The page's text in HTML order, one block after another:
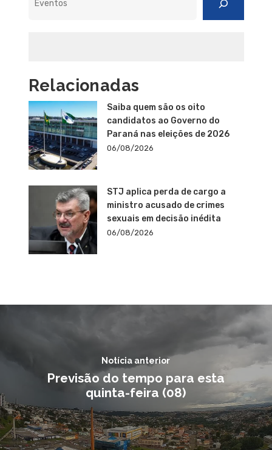
Relacionadas
Saiba quem são os oito
candidatos ao Governo do
Paraná nas eleições de 2026
06/08/2026
STJ aplica perda de cargo a
ministro acusado de crimes
sexuais em decisão inédita
06/08/2026
Notícia anterior
Previsão do tempo para esta
quinta-feira (08)